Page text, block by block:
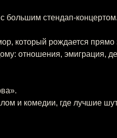
большим стендап-
который рождается прямо
отношения, эмиграция,
и комедии, где лучшие